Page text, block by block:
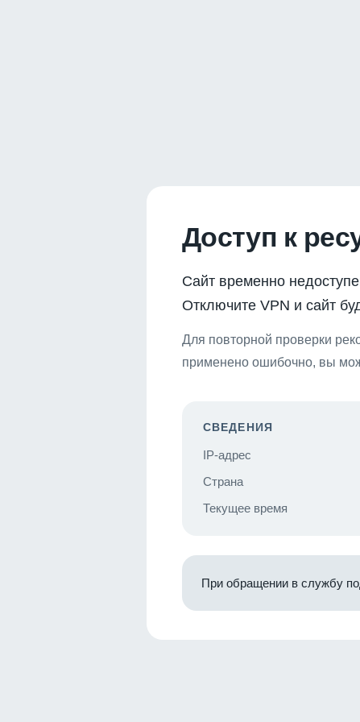
Доступ к
Сайт временно
Отключите VPN и сайт
Для повторной проверки
применено ошибочно, вы
СВЕДЕНИЯ
IP-адрес
Страна
Текущее время
При обращении в службу